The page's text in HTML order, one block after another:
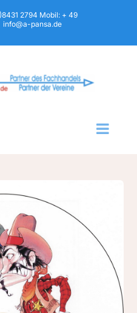
2794 Mobil: + 49
info@a-pansa.de